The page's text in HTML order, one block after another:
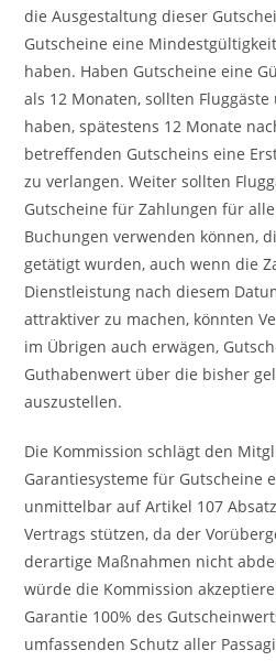
die Ausgestaltung dieser
Gutscheine eine
haben. Haben Gutscheine eine
als 12 Monaten, sollten
haben, spätestens 12 Monate
betreffenden Gutscheins eine
zu verlangen. Weiter sollten
Gutscheine für Zahlungen für
Buchungen verwenden können,
getätigt wurden, auch wenn die
Dienstleistung nach diesem
attraktiver zu machen, könnten
im Übrigen auch erwägen,
Guthabenwert über die bisher
auszustellen.
Die Kommission schlägt den
Garantiesysteme für Gutscheine
unmittelbar auf Artikel 107
Vertrags stützen, da der
derartige Maßnahmen nicht
würde die Kommission
Garantie 100% des
umfassenden Schutz aller